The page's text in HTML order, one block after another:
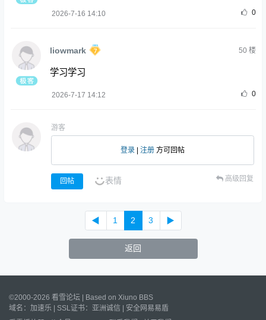
2026-7-16 14:10 0
liowmark 50楼
学习学习
2026-7-17 14:12 0
游客
登录 注册 方可回帖
回帖 表情 高级回复
◀ 1 2 3 ▶
返回
©2000-2026 看雪论坛 | Based on Xiuno BBS
域名： 加速乐 | SSL证书： 亚洲诚信 | 安全网易易盾